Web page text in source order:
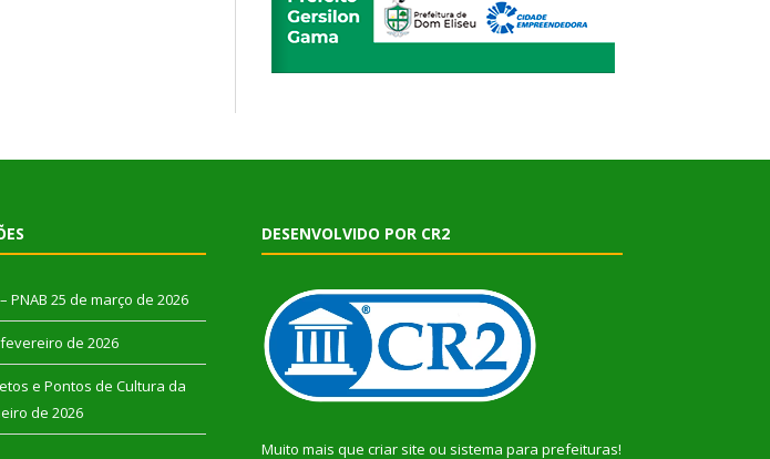
PNAB 25 de março de 2026
de 2026
e Pontos de Cultura da
de 2026
DESENVOLVIDO POR CR2
Muito mais que criar site ou sistema para prefeituras!